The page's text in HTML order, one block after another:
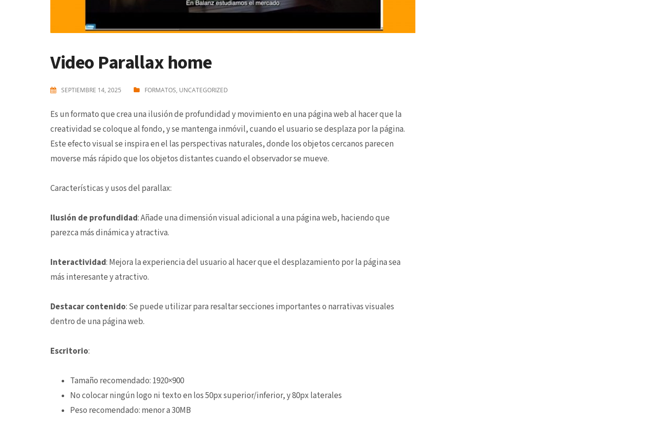
Video Parallax home
SEPTIEMBRE 14, 2025 FORMATOS, UNCATEGORIZED
Es un formato que crea una ilusión de profundidad y movimiento en una página web al hacer que la
creatividad se coloque al fondo, y se mantenga inmóvil, cuando el usuario se desplaza por la página.
Este efecto visual se inspira en el las perspectivas naturales, donde los objetos cercanos parecen
moverse más rápido que los objetos distantes cuando el observador se mueve.
Características y usos del parallax:
Ilusión de profundidad: Añade una dimensión visual adicional a una página web, haciendo que
parezca más dinámica y atractiva.
Interactividad: Mejora la experiencia del usuario al hacer que el desplazamiento por la página sea
más interesante y atractivo.
Destacar contenido: Se puede utilizar para resaltar secciones importantes o narrativas visuales
dentro de una página web.
Escritorio:
Tamaño recomendado: 1920×900
No colocar ningún logo ni texto en los 50px superior/inferior, y 80px laterales
Peso recomendado: menor a 30MB